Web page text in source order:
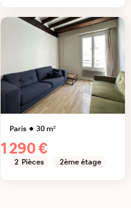
Paris 30m²
1 290 €
2 Pièces 2ème étage